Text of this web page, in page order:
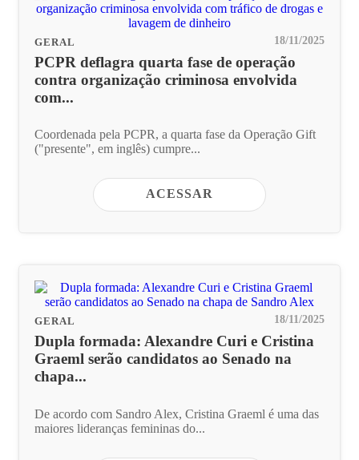
GERAL 18/11/2025
PCPR deflagra quarta fase de operação
contra organização criminosa envolvida
com...
Coordenada pela PCPR, a quarta fase da Operação Gift
("presente", em inglês) cumpre...
ACESSAR
GERAL 18/11/2025
Dupla formada: Alexandre Curi e Cristina
Graeml serão candidatos ao Senado na
chapa...
De acordo com Sandro Alex, Cristina Graeml é uma das
maiores lideranças femininas do...